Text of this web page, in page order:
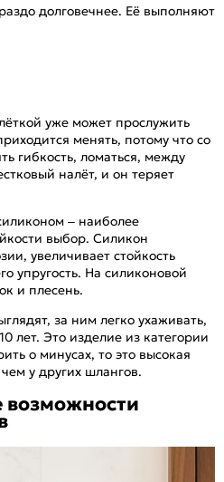
долговечнее. Её выполняют
уже может прослужить
менять, потому что со
гибкость, ломаться, между
налёт, и он теряет
– наиболее
выбор. Силикон
увеличивает стойкость
упругость. На силиконовой
и плесень.
за ним легко ухаживать,
лет. Это изделие из категории
о минусах, то это высокая
у других шлангов.